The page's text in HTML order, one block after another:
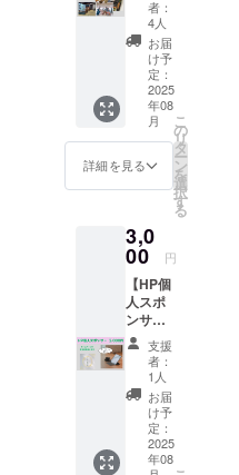
ね。 ・
ご利用
は親子
または
ご家族
様1回限
りとな
りま
現金へ
の交換
ませ
ん。 ・
ご予約
時また
はご来
店時に
クラウ
ドファ
ンディ
ングで
支援を
した旨
をお声
掛けく
来店時
にお渡
しいた
しま
す。ご
予約時
または
ご来店
「クラ
ウド
グで支
援し
た」と
お伝え
くださ
い ・有
効期
限：
2025年
8月1日
から1年
間 ・現
金への
につい
てのご
案内 内
容：日
替わり
定食× 5
回分 ・
ご家
友人と
のシェ
回ずつ
分けて
使えま
す） ・
回数券
は初回
来店時
にお渡
しいた
しま
す。ご
予約時
または
ご来店
は1年あ
ります
ので、
ご自身
のペー
スで
ゆっく
りお使
いいた
だけま
みのお
弁当を
ごはん
にしよ
うか
な」 そ
んな日
が、
きっと
楽しみ
になり
ますよ
うに。
■回数券
円分お
得！）
ご本人
用はも
ちろ
ん、
ちょっ
とした
プレゼ
シェア
にもお
すす
め。 使
用期限
は1年あ
ります
ので、
ご自身
のペー
スで
ゆっく
りお使
いいた
開催権
（レン
タルス
ペース
用）】
くるみ
食堂の
店内ス
ペース
を使っ
なたの
ワーク
ショッ
プや小
さなマ
ルシェ
を開催
してみ
ません
か？ 初
回限定
で1時間
1000円
で貸切
者：
4人
お届
け予
定：
2025
年08
月
詳細を見る
こ
の
リ
タ
ー
ン
を
選
択
す
る
3,0
00 円
【HP個
人スポ
ンサー
＋お礼
メッ
セー
ジ】
①HPで
個人ス
ポン
サーに
支援
者：
1人
お届
け予
定：
2025
年08